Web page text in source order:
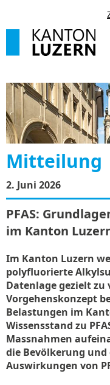
Mitteilung
2. Juni 2026
PFAS:
im Kanton
Im Kanton Luzern
polyfluorierte
Datenlage gezielt zu
Vorgehenskonzept
Belastungen im
Wissensstand zu
Massnahmen
die Bevölkerung
Auswirkungen von